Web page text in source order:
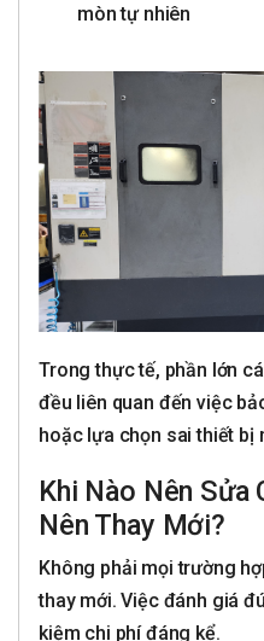
mòn tự nhiên
Trong thực tế, phần lớn
đều liên quan đến việc
hoặc lựa chọn sai thiết bị
Khi Nào Nên Sửa
Nên Thay Mới?
Không phải mọi trường
thay mới. Việc đánh giá
kiệm chi phí đáng kể.